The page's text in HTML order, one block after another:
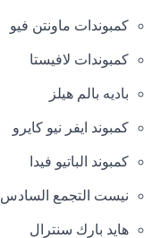
كمبوندات ماونتن فيو
كمبوندات لافيستا
باديه بالم هيلز
كمبوند ايفر نيو كايرو
كمبوند الباتيو فيدا
نيست التجمع السادس
هايد بارك سنترال